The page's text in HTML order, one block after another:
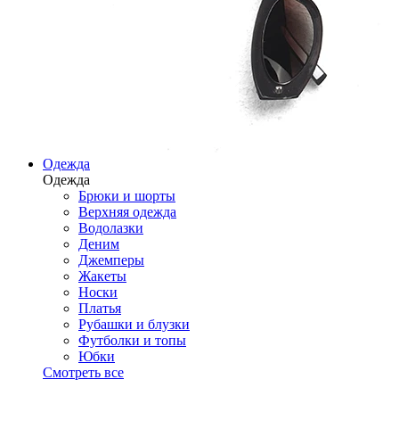
Одежда
Одежда
Брюки и шорты
Верхняя одежда
Водолазки
Деним
Джемперы
Жакеты
Носки
Платья
Рубашки и блузки
Футболки и топы
Юбки
Смотреть все